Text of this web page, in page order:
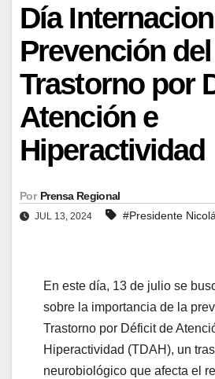
Día
Prevención del
Trastorno por
Atención e
Hiperactividad
Por Prensa Regional
JUL 13, 2024 #Presidente
En este día, 13 de julio se
sobre la importancia de la
Trastorno por Déficit de
Hiperactividad (TDAH), un
neurobiológico que afecta el